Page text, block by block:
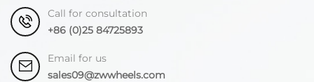
Call for consultation
+86 (0)25 84725893
Email for us
sales09@zwwheels.com